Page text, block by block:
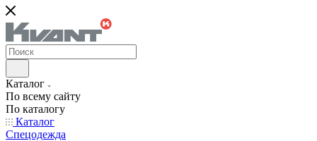
Каталог
По всему сайту
По каталогу
Каталог
Спецодежда